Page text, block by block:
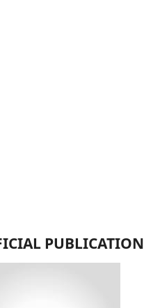
PUBLICATION